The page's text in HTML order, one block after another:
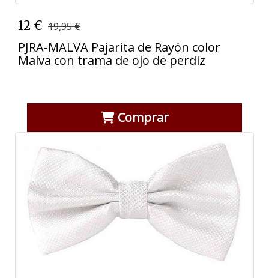
12 € 19,95 €
PJRA-MALVA Pajarita de Rayón color
Malva con trama de ojo de perdiz
Comprar